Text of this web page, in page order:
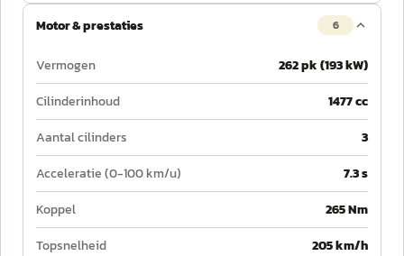
Motor & prestaties 6
Vermogen
262 pk (193 kW)
Cilinderinhoud
1477 cc
Aantal cilinders
3
Acceleratie (0-100 km/u)
7.3 s
Koppel
265 Nm
Topsnelheid
205 km/h